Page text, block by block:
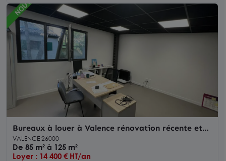
Bureaux à louer à Valence rénovation récente et
environnement calme
VALENCE 26000
De 85 m² à 125 m²
Loyer : 14 400 € HT/an